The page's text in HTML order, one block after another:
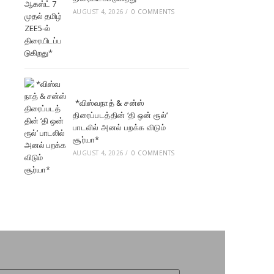
AUGUST 4, 2026 / 0 COMMENTS
*விஸ்வநாத் & சன்ஸ்
திரைப்படத்தின் ‘தி ஒன் ரூல்’
பாடலில் அனல் பறக்க விடும்
சூர்யா*
AUGUST 4, 2026 / 0 COMMENTS